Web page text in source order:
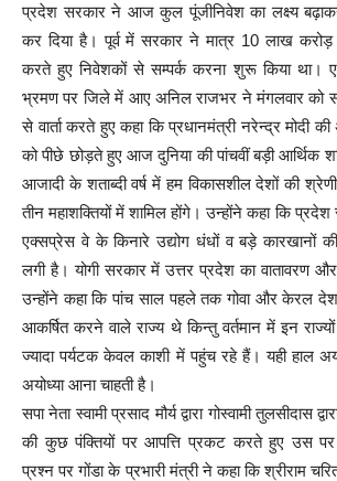
प्रदेश सरकार ने आज कुल पूंजीनिवेश का लक्ष्य
कर दिया है। पूर्व में सरकार ने मात्र 10 लाख करोड़
करते हुए निवेशकों से सम्पर्क करना शुरू किया था।
भ्रमण पर जिले में आए अनिल राजभर ने मंगलवार को
से वार्ता करते हुए कहा कि प्रधानमंत्री नरेन्द्र मोदी
को पीछे छोड़ते हुए आज दुनिया की पांचवीं बड़ी आर्थिक
आजादी के शताब्दी वर्ष में हम विकासशील देशों की
तीन महाशक्तियों में शामिल होंगे। उन्होंने कहा कि
एक्सप्रेस वे के किनारे उद्योग धंधों व बड़े कारखानों
लगी है। योगी सरकार में उत्तर प्रदेश का वातावरण और
उन्होंने कहा कि पांच साल पहले तक गोवा और केरल
आकर्षित करने वाले राज्य थे किन्तु वर्तमान में इन
ज्यादा पर्यटक केवल काशी में पहुंच रहे हैं। यही हाल
अयोध्या आना चाहती है।
सपा नेता स्वामी प्रसाद मौर्य द्वारा गोस्वामी तुलसीदास
की कुछ पंक्तियों पर आपत्ति प्रकट करते हुए उस पर
प्रश्न पर गोंडा के प्रभारी मंत्री ने कहा कि श्रीराम